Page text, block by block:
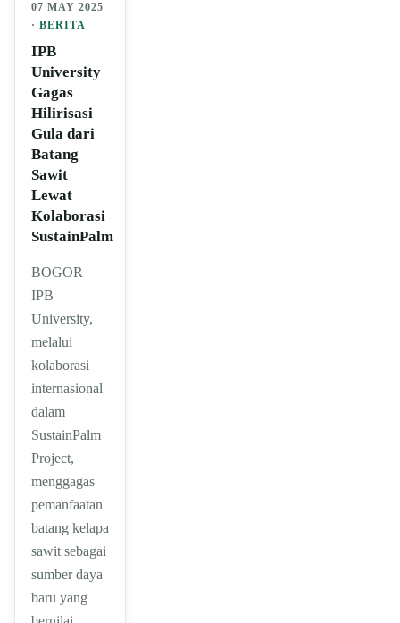
07 MAY 2025
· BERITA
IPB
University
Gagas
Hilirisasi
Gula dari
Batang
Sawit
Lewat
Kolaborasi
SustainPalm
BOGOR –
IPB
University,
melalui
kolaborasi
internasional
dalam
SustainPalm
Project,
menggagas
pemanfaatan
batang kelapa
sawit sebagai
sumber daya
baru yang